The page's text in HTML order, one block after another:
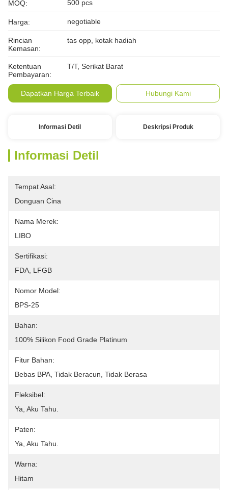
MOQ: 500 pcs
Harga: negotiable
Rincian
Kemasan:
tas opp, kotak hadiah
Ketentuan
Pembayaran:
T/T, Serikat Barat
Dapatkan Harga Terbaik Hubungi Kami
Informasi Detil Deskripsi Produk
Informasi Detil
Tempat Asal:
Donguan Cina
Nama Merek:
LIBO
Sertifikasi:
FDA, LFGB
Nomor Model:
BPS-25
Bahan:
100% Silikon Food Grade Platinum
Fitur Bahan:
Bebas BPA, Tidak Beracun, Tidak Berasa
Fleksibel:
Ya, Aku Tahu.
Paten:
Ya, Aku Tahu.
Warna:
Hitam